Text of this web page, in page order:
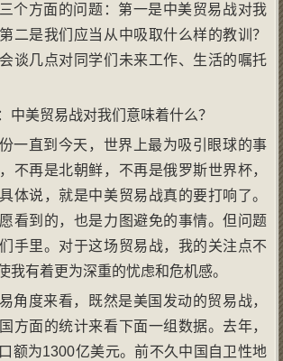
个方面的问题：第一是中美贸易战对我
二是我们应当从中吸取什么样的教训？
谈几点对同学们未来工作、生活的嘱托
中美贸易战对我们意味着什么？
一直到今天，世界上最为吸引眼球的事
不再是北朝鲜，不再是俄罗斯世界杯，
体说，就是中美贸易战真的要打响了。
看到的，也是力图避免的事情。但问题
手里。对于这场贸易战，我的关注点不
我有着更为深重的忧虑和危机感。
角度来看，既然是美国发动的贸易战，
方面的统计来看下面一组数据。去年，
额为1300亿美元。前不久中国自卫性地